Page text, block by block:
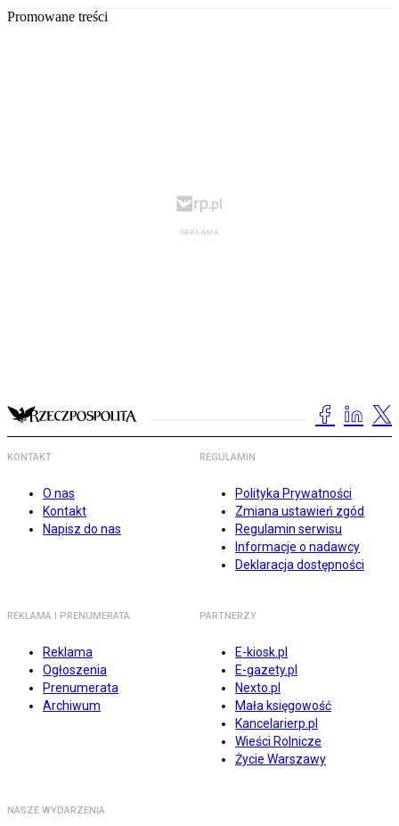
Promowane treści
KONTAKT
O nas
Kontakt
Napisz do nas
REGULAMIN
Polityka Prywatności
Zmiana ustawień zgód
Regulamin serwisu
Informacje o nadawcy
Deklaracja dostępności
REKLAMA I PRENUMERATA
Reklama
Ogłoszenia
Prenumerata
Archiwum
PARTNERZY
E-kiosk.pl
E-gazety.pl
Nexto.pl
Mała księgowość
Kancelarierp.pl
Wieści Rolnicze
Życie Warszawy
NASZE WYDARZENIA